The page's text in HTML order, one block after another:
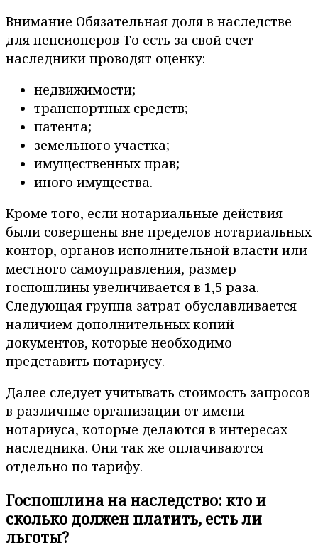
Внимание Обязательная доля в наследстве
для пенсионеров То есть за свой счет
наследники проводят оценку:
недвижимости;
транспортных средств;
патента;
земельного участка;
имущественных прав;
иного имущества.
Кроме того, если нотариальные действия
были совершены вне пределов нотариальных
контор, органов исполнительной власти или
местного самоуправления, размер
госпошлины увеличивается в 1,5 раза.
Следующая группа затрат обуславливается
наличием дополнительных копий
документов, которые необходимо
представить нотариусу.
Далее следует учитывать стоимость запросов
в различные организации от имени
нотариуса, которые делаются в интересах
наследника. Они так же оплачиваются
отдельно по тарифу.
Госпошлина на наследство: кто и
сколько должен платить, есть ли
льготы?